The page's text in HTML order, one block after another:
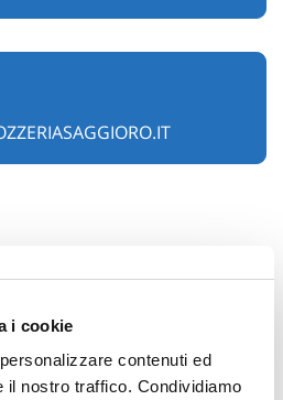
i cookie
contenuti ed
il nostro traffico. Condividiamo